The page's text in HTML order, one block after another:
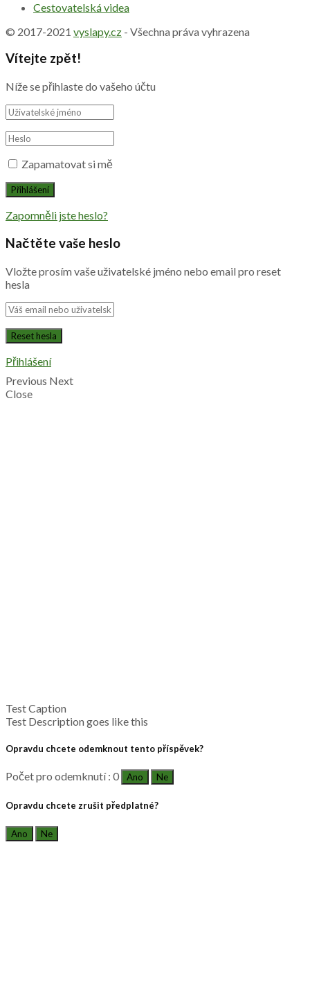
Cestovatelská videa
© 2017-2021 vyslapy.cz - Všechna práva vyhrazena
Vítejte zpět!
Níže se přihlaste do vašeho účtu
Zapamatovat si mě
Zapomněli jste heslo?
Načtěte vaše heslo
Vložte prosím vaše uživatelské jméno nebo email pro reset
hesla
Přihlášení
Previous Next
Close
Test Caption
Test Description goes like this
Opravdu chcete odemknout tento příspěvek?
Počet pro odemknutí : 0 Ano Ne
Opravdu chcete zrušit předplatné?
Ano Ne